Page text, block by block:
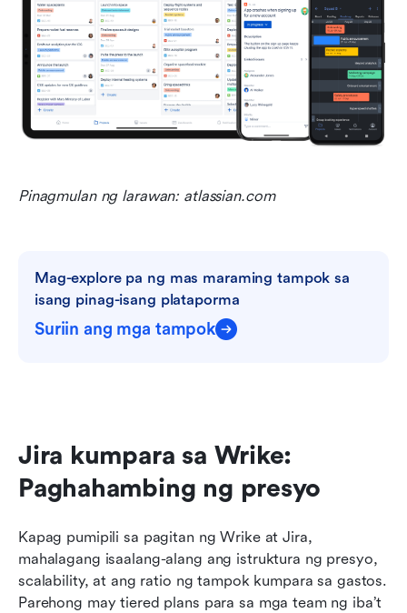
Pinagmulan ng larawan: atlassian.com
Mag-explore pa ng mas maraming tampok sa
isang pinag-isang plataporma
Suriin ang mga tampok
Jira kumpara sa Wrike:
Paghahambing ng presyo
Kapag pumipili sa pagitan ng Wrike at Jira,
mahalagang isaalang-alang ang istruktura ng presyo,
scalability, at ang ratio ng tampok kumpara sa gastos.
Parehong may tiered plans para sa mga team ng iba’t